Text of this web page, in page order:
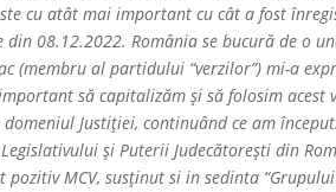
cu atât mai important cu cât a fost
din 08.12.2022. România se bucură de o
(membru al partidului “verzilor”) mi-a
să capitalizăm şi să folosim
Justiţiei, continuând ce am
şi Puterii Judecătorești din
MCV, susținut si in sedinta